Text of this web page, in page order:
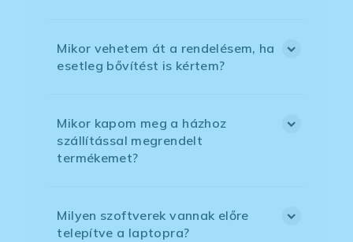
Mikor vehetem át a rendelésem, ha
esetleg bővítést is kértem?
Mikor kapom meg a házhoz
szállítással megrendelt
termékemet?
Milyen szoftverek vannak előre
telepítve a laptopra?